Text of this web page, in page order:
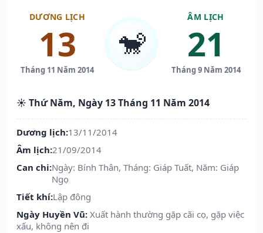
DƯƠNG LỊCH
13
Tháng 11 Năm 2014
🐒
ÂM LỊCH
21
Tháng 9 Năm 2014
☀️ Thứ Năm, Ngày 13 Tháng 11 Năm 2014
Dương lịch:13/11/2014
Âm lịch:21/09/2014
Can chi:Ngày: Bính Thân, Tháng: Giáp Tuất, Năm: Giáp
Ngọ
Tiết khí:Lập đông
Ngày Huyền Vũ: Xuất hành thường gặp cãi cọ, gặp việc
xấu, không nên đi